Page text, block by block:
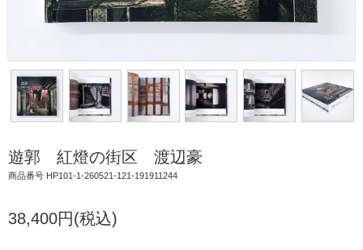
遊郭 紅燈の街区 渡辺豪
商品番号 HP101-1-260521-121-191911244
38,400円(税込)